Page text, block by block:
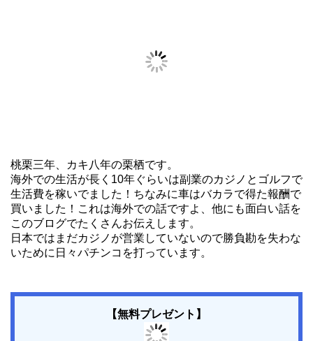
桃栗三年、カキ八年の栗栖です。
海外での生活が長く10年ぐらいは副業のカジノとゴルフで
生活費を稼いでました！ちなみに車はバカラで得た報酬で
買いました！これは海外での話ですよ、他にも面白い話を
このブログでたくさんお伝えします。
日本ではまだカジノが営業していないので勝負勘を失わな
いために日々パチンコを打っています。
【無料プレゼント】